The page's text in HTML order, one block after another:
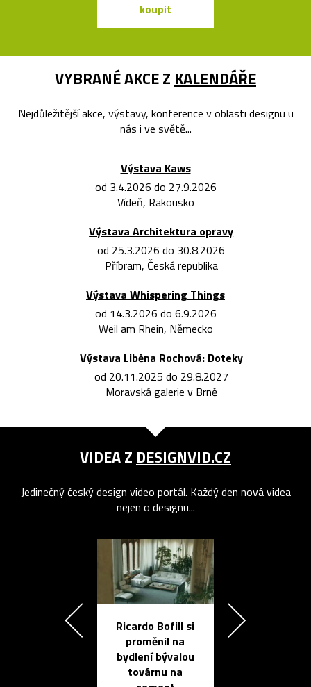
koupit
VYBRANÉ AKCE Z KALENDÁŘE
Nejdůležitější akce, výstavy, konference v oblasti designu u
nás i ve světě...
Výstava Kaws
od 3.4.2026 do 27.9.2026
Vídeň, Rakousko
Výstava Architektura opravy
od 25.3.2026 do 30.8.2026
Příbram, Česká republika
Výstava Whispering Things
od 14.3.2026 do 6.9.2026
Weil am Rhein, Německo
Výstava Liběna Rochová: Doteky
od 20.11.2025 do 29.8.2027
Moravská galerie v Brně
VIDEA Z DESIGNVID.CZ
Jedinečný český design video portál. Každý den nová videa
nejen o designu...
Ricardo Bofill si
proměnil na
bydlení bývalou
továrnu na